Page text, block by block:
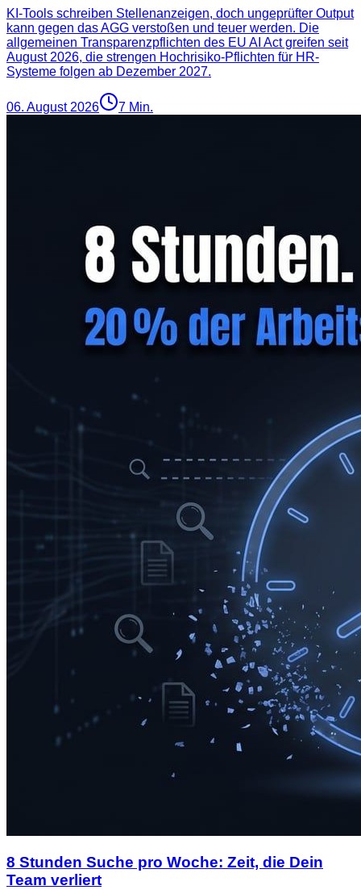
KI-Tools schreiben Stellenanzeigen, doch ungeprüfter Output
kann gegen das AGG verstoßen und teuer werden. Die
allgemeinen Transparenzpflichten des EU AI Act greifen seit
August 2026, die strengen Hochrisiko-Pflichten für HR-
Systeme folgen ab Dezember 2027.
06. August 2026 7 Min.
8 Stunden Suche pro Woche: Zeit, die Dein
Team verliert